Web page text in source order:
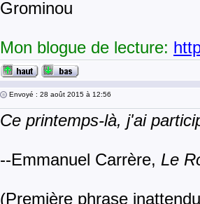
Grominou
Mon blogue de lecture:
Envoyé : 28 août 2015 à 12:56
Ce printemps-là, j'ai
--Emmanuel Carrère, Le
(Première phrase